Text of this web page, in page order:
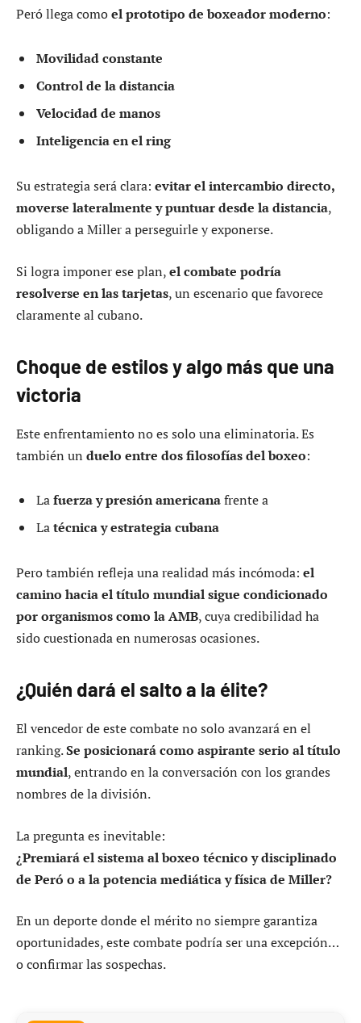
Peró llega comoel prototipo de boxeador moderno:
Movilidad constante
Control de la distancia
Velocidad de manos
Inteligencia en el ring
Su estrategia será clara: evitar el intercambio directo,
moverse lateralmente y puntuar desde la distancia,
obligando a Miller a perseguirle y exponerse.
Si logra imponer ese plan,el combate podría
resolverse en las tarjetas, un escenario que favorece
claramente al cubano.
Choque de estilos y algo más que una
victoria
Este enfrentamiento no es solo una eliminatoria. Es
también un duelo entre dos filosofías del boxeo:
Lafuerza y presión americanafrente a
Latécnica y estrategia cubana
Pero también refleja una realidad más incómoda: el
camino hacia el título mundial sigue condicionado
por organismos como la AMB, cuya credibilidad ha
sido cuestionada en numerosas ocasiones.
¿Quién dará el salto a la élite?
El vencedor de este combate no solo avanzará en el
ranking.Se posicionará como aspirante serio al título
mundial, entrando en la conversación con los grandes
nombres de la división.
La pregunta es inevitable:
¿Premiará el sistema al boxeo técnico y disciplinado
de Peró o a la potencia mediática y física de Miller?
En un deporte donde el mérito no siempre garantiza
oportunidades, este combate podría ser una excepción…
o confirmar las sospechas.